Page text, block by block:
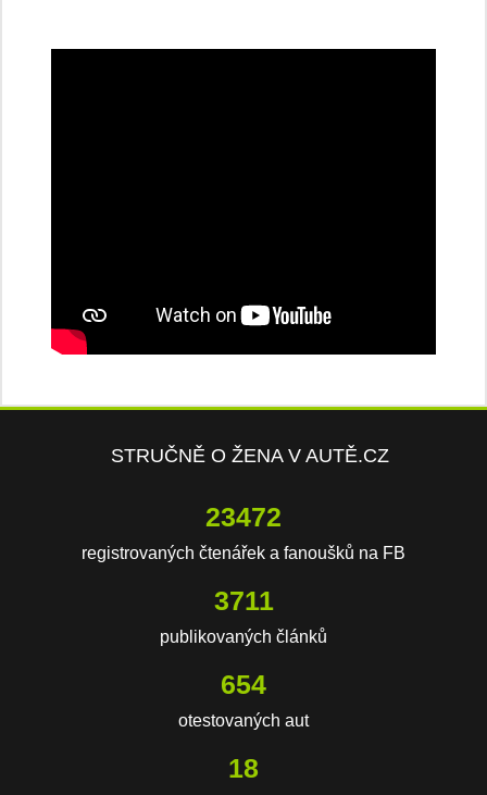
STRUČNĚ O ŽENA V AUTĚ.CZ
23472
registrovaných čtenářek a fanoušků na FB
3711
publikovaných článků
654
otestovaných aut
18